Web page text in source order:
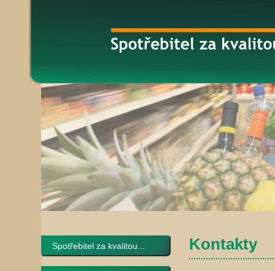
Spotřebitel za kvalitou... Kontakty